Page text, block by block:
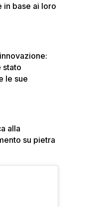
in base ai loro
stato
le sue
alla
su pietra